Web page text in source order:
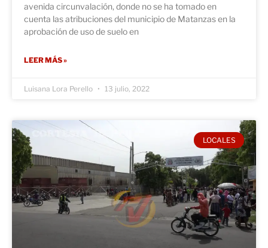
avenida circunvalación, donde no se ha tomado en
cuenta las atribuciones del municipio de Matanzas en la
aprobación de uso de suelo en
LEER MÁS »
Luisana Lora Perello 13 julio, 2022
LOCALES